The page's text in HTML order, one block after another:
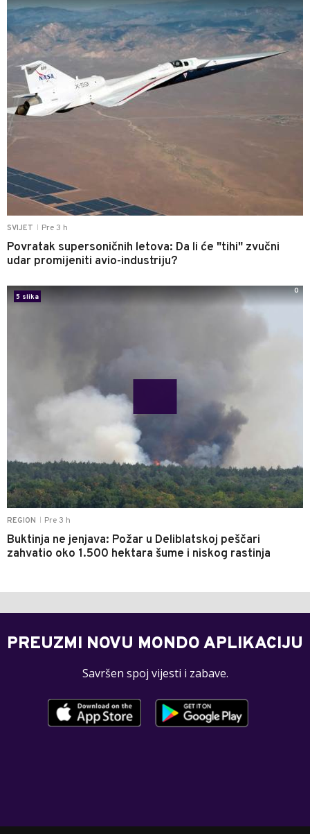
SVIJET Pre 3 h
Povratak supersoničnih letova: Da li će "tihi" zvučni
udar promijeniti avio-industriju?
REGION Pre 3 h
Buktinja ne jenjava: Požar u Deliblatskoj peščari
zahvatio oko 1.500 hektara šume i niskog rastinja
5 slika
0
PREUZMI NOVU MONDO APLIKACIJU
Savršen spoj vijesti i zabave.